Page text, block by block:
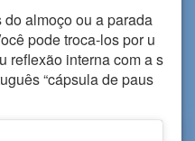
almoço ou a parada
pode troca-los por u
reflexão interna com a s
“cápsula de paus